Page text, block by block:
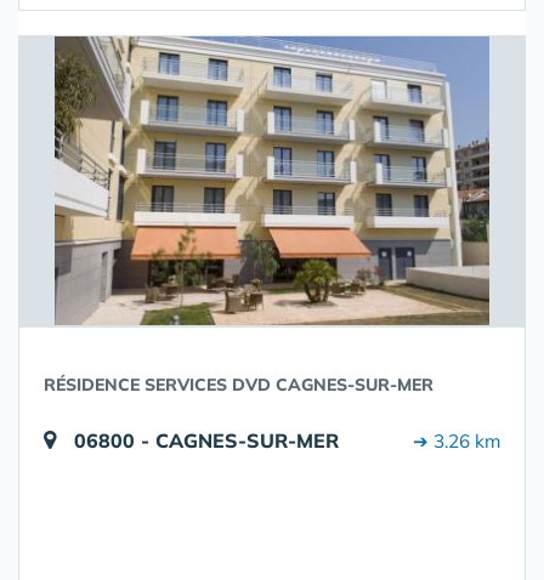
RÉSIDENCE SERVICES DVD CAGNES-SUR-MER
06800 - CAGNES-SUR-MER ➔ 3.26 km